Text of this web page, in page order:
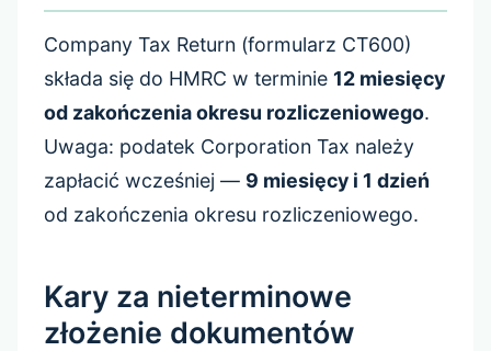
Company Tax Return (formularz CT600)
składa się do HMRC w terminie 12 miesięcy
od zakończenia okresu rozliczeniowego.
Uwaga: podatek Corporation Tax należy
zapłacić wcześniej — 9 miesięcy i 1 dzień
od zakończenia okresu rozliczeniowego.
Kary za nieterminowe
złożenie dokumentów